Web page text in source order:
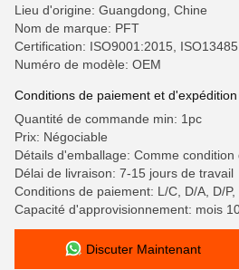
Lieu d'origine: Guangdong, Chine
Nom de marque: PFT
Certification: ISO9001:2015,
Numéro de modèle: OEM
Conditions de paiement et d'expédition
Quantité de commande min: 1pc
Prix: Négociable
Détails d'emballage: Comme condition
Délai de livraison: 7-15 jours de travail
Conditions de paiement: L/C, D/A, D/P,
Capacité d'approvisionnement: mois
Discuter Maintenant